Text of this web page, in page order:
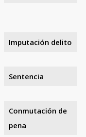
Imputación delito
Sentencia
Conmutación de
pena